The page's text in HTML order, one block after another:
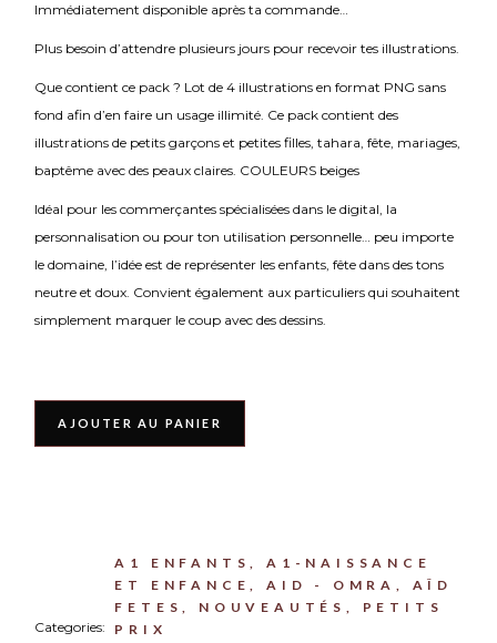
Immédiatement disponible après ta commande…
Plus besoin d’attendre plusieurs jours pour recevoir tes illustrations.
Que contient ce pack ? Lot de 4 illustrations en format PNG sans
fond afin d’en faire un usage illimité. Ce pack contient des
illustrations de petits garçons et petites filles, tahara, fête, mariages,
baptême avec des peaux claires. COULEURS beiges
Idéal pour les commerçantes spécialisées dans le digital, la
personnalisation ou pour ton utilisation personnelle… peu importe
le domaine, l’idée est de représenter les enfants, fête dans des tons
neutre et doux. Convient également aux particuliers qui souhaitent
simplement marquer le coup avec des dessins.
AJOUTER AU PANIER
Categories:
A1 ENFANTS, A1-NAISSANCE
ET ENFANCE, AID - OMRA , AÎD
FETES, NOUVEAUTÉS , PETITS
PRIX